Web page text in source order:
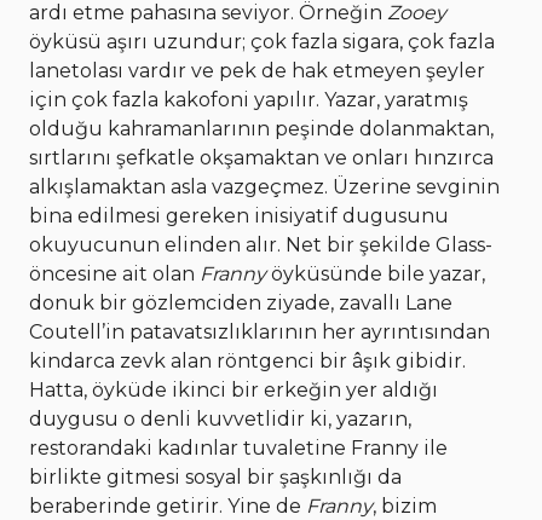
ardı etme pahasına seviyor. Örneğin Zooey
öyküsü aşırı uzundur; çok fazla sigara, çok fazla
lanetolası vardır ve pek de hak etmeyen şeyler
için çok fazla kakofoni yapılır. Yazar, yaratmış
olduğu kahramanlarının peşinde dolanmaktan,
sırtlarını şefkatle okşamaktan ve onları hınzırca
alkışlamaktan asla vazgeçmez. Üzerine sevginin
bina edilmesi gereken inisiyatif dugusunu
okuyucunun elinden alır. Net bir şekilde Glass-
öncesine ait olan Frannyöyküsünde bile yazar,
donuk bir gözlemciden ziyade, zavallı Lane
Coutell’in patavatsızlıklarının her ayrıntısından
kindarca zevk alan röntgenci bir âşık gibidir.
Hatta, öyküde ikinci bir erkeğin yer aldığı
duygusu o denli kuvvetlidir ki, yazarın,
restorandaki kadınlar tuvaletine Franny ile
birlikte gitmesi sosyal bir şaşkınlığı da
beraberinde getirir. Yine de Franny, bizim